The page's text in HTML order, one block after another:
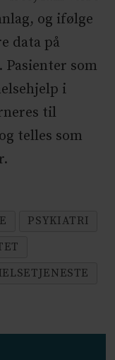
og ifølge
data på
som
i
til
telles som
PSYKIATRI